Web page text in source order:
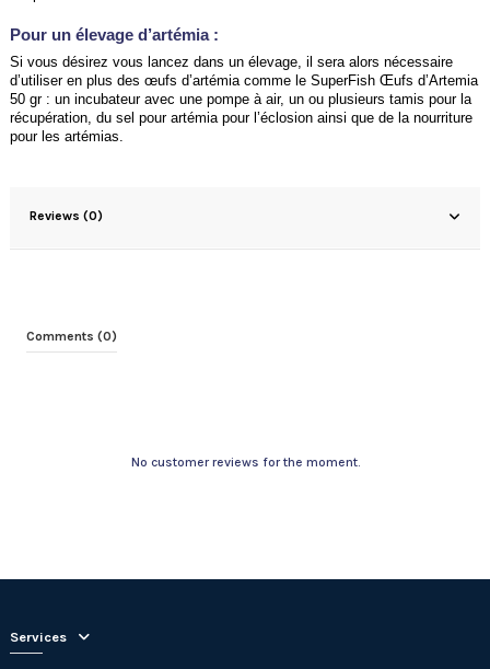
Pour un élevage d’artémia :
Si vous désirez vous lancez dans un élevage, il sera alors nécessaire
d’utiliser en plus des œufs d’artémia comme le SuperFish Œufs d’Artemia
50 gr : un incubateur avec une pompe à air, un ou plusieurs tamis pour la
récupération, du sel pour artémia pour l’éclosion ainsi que de la nourriture
pour les artémias.
Reviews (0)
Comments (0)
No customer reviews for the moment.
Services